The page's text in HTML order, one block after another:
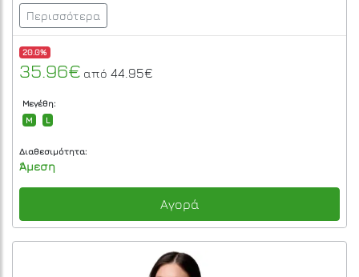
Περισσότερα
20.0%
35.96€ από 44.95€
Μεγέθη:
M
L
Διαθεσιμότητα:
Άμεση
Αγορά